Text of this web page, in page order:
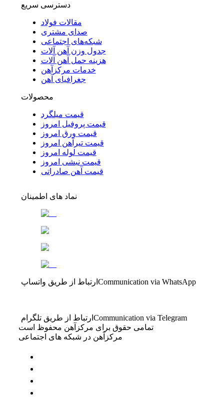
دسترسی سریع
مقالات فولاد
صدای مشتری
شبکه‌های اجتماعی
جدول وزن آهن آلات
هزینه حمل آهن آلات
خدمات مرکزآهن
جغرافیای آهن
محصولات
قیمت میلگرد
قیمت پروفیل امروز
قیمت ورق امروز
قیمت تیرآهن امروز
قیمت لوله امروز
قیمت نبشی امروز
قیمت آهن صادراتی
نماد های اطمینان
ارتباط از طریق واتساپ Communication via WhatsApp
ارتباط از طریق تلگرام Communication via Telegram
تمامی حقوق برای مرکزآهن محفوظ است
مرکزآهن در شبکه های اجتماعی